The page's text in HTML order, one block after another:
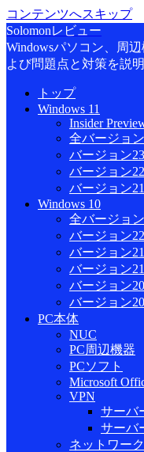
コンテンツへスキップ
Solomonレビュー
Windowsパソコン、周
よび問題点と対策を説
トップ
Windows 11
Insider
全バージョ
バージョン
バージョン
バージョン
Windows 10
全バージョ
バージョン
バージョン
バージョン
バージョン
バージョン
PC本体
NUC
PC周辺機器
PCソフト
Microsoft
VPN
サーバ
サーバ
ネットワーク